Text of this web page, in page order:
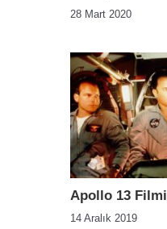
28 Mart 2020
Apollo 13 Filmi
14 Aralık 2019